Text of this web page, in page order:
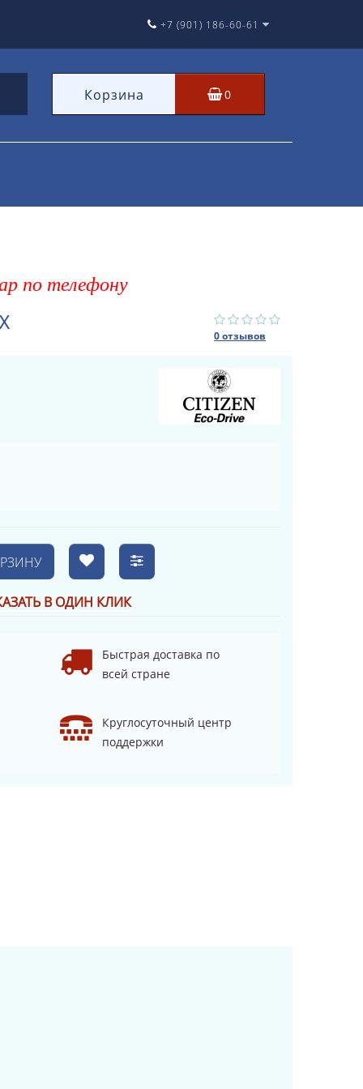
+7 (901) 186-60-61
Корзина 0
по телефону
0 отзывов
В ОДИН КЛИК
Быстрая доставка по
всей стране
Круглосуточный центр
поддержки